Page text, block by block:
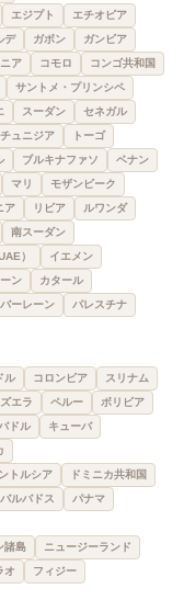
エジプト
エチオピア
デ ガボン
ガンビア
ア コモロ
コンゴ共和国
サントメ・プリンシペ
スーダン
セネガル
チュニジア
トーゴ
ブルキナファソ
ベナン
マリ
モザンビーク
ア リビア
ルワンダ
南スーダン
）
イエメン
ン
カタール
バーレーン
パレスチナ
ル コロンビア
スリナム
エラ ペルー ボリビア
ドル
キューバ
トルシア
ドミニカ共和国
バルバドス
パナマ
諸島
ニュージーランド
オ
フィジー